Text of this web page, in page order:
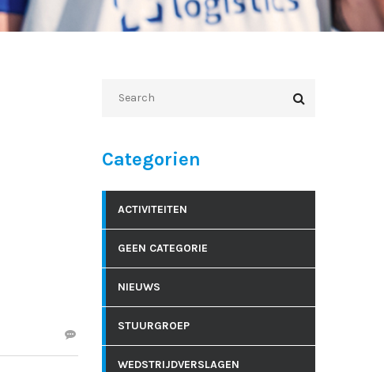
Categorien
ACTIVITEITEN
GEEN CATEGORIE
NIEUWS
STUURGROEP
WEDSTRIJDVERSLAGEN